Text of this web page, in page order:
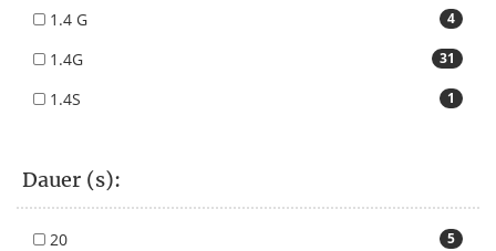
4
1.4 G
31
1.4G
1
1.4S
Dauer (s):
5
20